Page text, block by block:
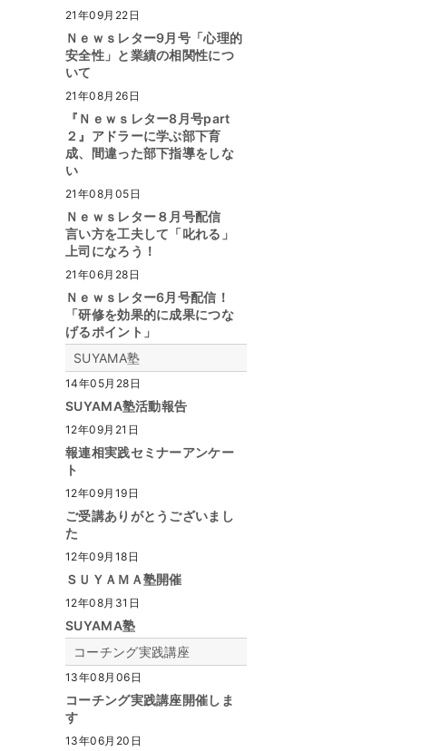
21年09月22日
Ｎｅｗｓレター9月号「心理的
安全性」と業績の相関性につ
いて
21年08月26日
『Ｎｅｗｓレター8月号part
２』アドラーに学ぶ部下育
成、間違った部下指導をしな
い
21年08月05日
Ｎｅｗｓレター８月号配信
言い方を工夫して「叱れる」
上司になろう！
21年06月28日
Ｎｅｗｓレター6月号配信！
「研修を効果的に成果につな
げるポイント」
SUYAMA塾
14年05月28日
SUYAMA塾活動報告
12年09月21日
報連相実践セミナーアンケー
ト
12年09月19日
ご受講ありがとうございまし
た
12年09月18日
ＳＵＹＡＭＡ塾開催
12年08月31日
SUYAMA塾
コーチング実践講座
13年08月06日
コーチング実践講座開催しま
す
13年06月20日